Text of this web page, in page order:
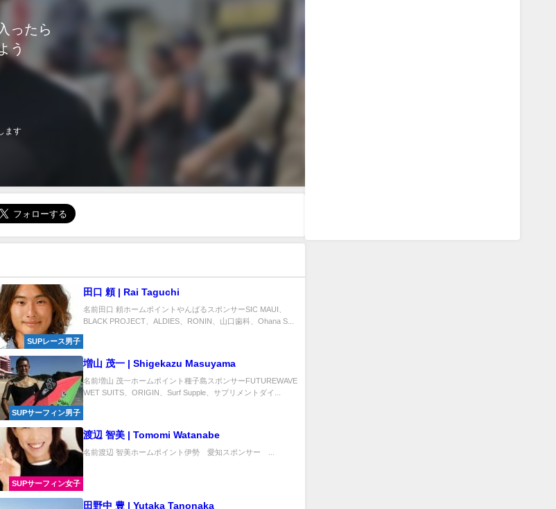
ったら
う
ます
SUPレース男子
田口 頼 | Rai Taguchi
名前田口 頼ホームポイントやんばるスポンサーSIC MAUI、
BLACK PROJECT、ALDIES、RONIN、山口歯科、Ohana S...
SUPサーフィン男子
増山 茂一 | Shigekazu Masuyama
名前増山 茂一ホームポイント種子島スポンサーFUTUREWAVE
WET SUITS、ORIGIN、Surf Supple、サプリメントダイ...
SUPサーフィン女子
渡辺 智美 | Tomomi Watanabe
名前渡辺 智美ホームポイント伊勢 愛知スポンサー ...
田野中 豊 | Yutaka Tanonaka